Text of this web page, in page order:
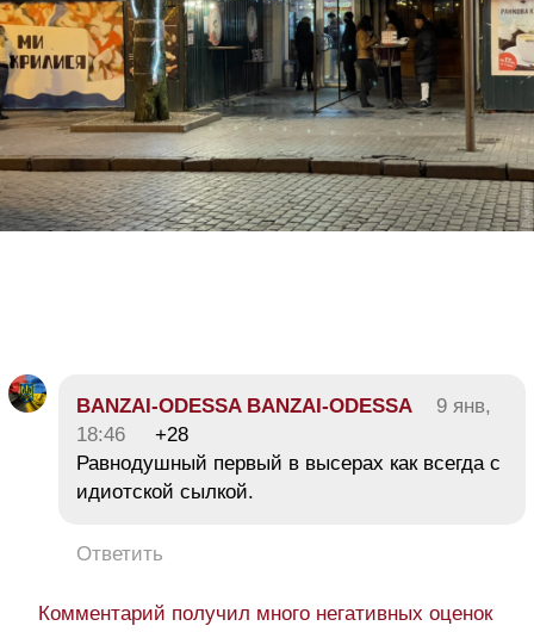
BANZAI-ODESSA BANZAI-ODESSA
9 янв,
18:46
+28
Равнодушный первый в высерах как всегда с
идиотской сылкой.
Ответить
Комментарий получил много негативных оценок